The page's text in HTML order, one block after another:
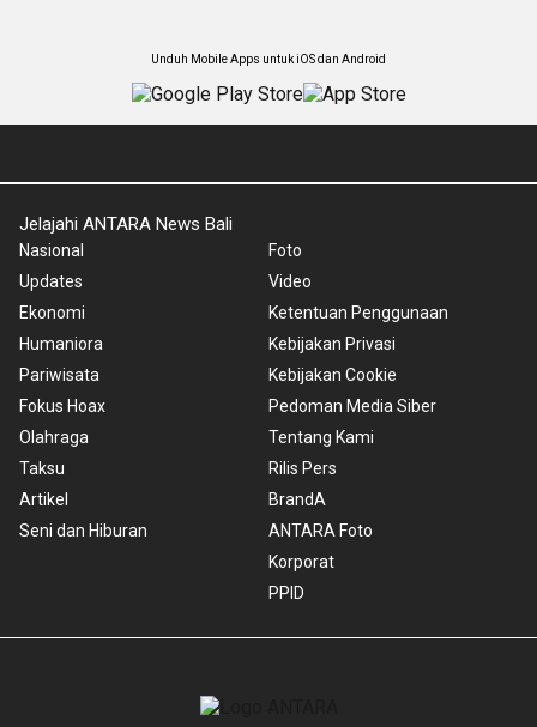
Unduh Mobile Apps untuk iOS dan Android
Jelajahi ANTARA News Bali
Nasional
Updates
Ekonomi
Humaniora
Pariwisata
Fokus Hoax
Olahraga
Taksu
Artikel
Seni dan Hiburan
Foto
Video
Ketentuan Penggunaan
Kebijakan Privasi
Kebijakan Cookie
Pedoman Media Siber
Tentang Kami
Rilis Pers
BrandA
ANTARA Foto
Korporat
PPID